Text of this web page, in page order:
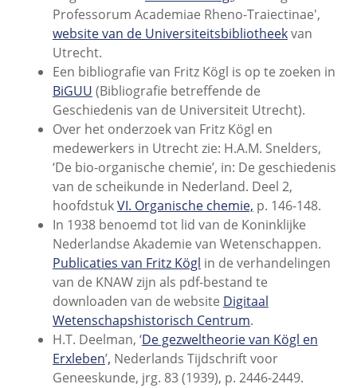
Professorum Academiae Rheno-Traiectinae',
website van de Universiteitsbibliotheekvan
Utrecht.
Een bibliografie van Fritz Kögl is op te zoeken in
BiGUU (Bibliografie betreffende de
Geschiedenis van de Universiteit Utrecht).
Over het onderzoek van Fritz Kögl en
medewerkers in Utrecht zie: H.A.M. Snelders,
‘De bio-organische chemie’, in: De geschiedenis
van de scheikunde in Nederland. Deel 2,
hoofdstukVI. Organische chemie, p. 146-148.
In 1938 benoemd tot lid van de Koninklijke
Nederlandse Akademie van Wetenschappen.
Publicaties van Fritz Kögl in de verhandelingen
van de KNAW zijn als pdf-bestand te
downloaden van de website Digitaal
Wetenschapshistorisch Centrum.
H.T. Deelman, ‘De gezweltheorie van Kögl en
Erxleben’, Nederlands Tijdschrift voor
Geneeskunde, jrg. 83 (1939), p. 2446-2449.